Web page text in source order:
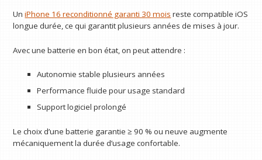
UniPhone 16 reconditionné garanti 30 mois reste compatible iOS
longue durée, ce qui garantit plusieurs années de mises à jour.
Avec une batterie en bon état, on peut attendre :
Autonomie stable plusieurs années
Performance fluide pour usage standard
Support logiciel prolongé
Le choix d’une batterie garantie ≥ 90 % ou neuve augmente
mécaniquement la durée d’usage confortable.